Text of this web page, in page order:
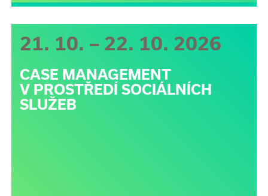
21. 10. – 22. 10. 2026
CASE MANAGEMENT
V PROSTŘEDÍ SOCIÁLNÍCH
SLUŽEB